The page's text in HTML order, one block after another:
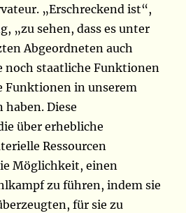
„Erschreckend ist“,
„zu sehen, dass es unter
Abgeordneten auch
noch staatliche Funktionen
Funktionen in unserem
Diese
über erhebliche
Ressourcen
Möglichkeit, einen
zu führen, indem sie
für sie zu